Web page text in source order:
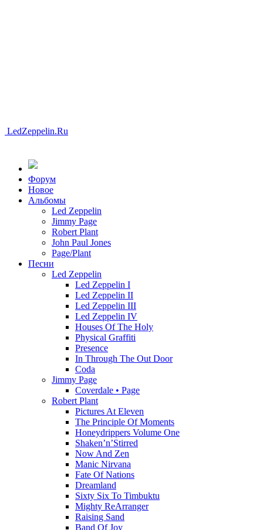
LedZeppelin.Ru
Форум
Новоe
Альбомы
Led Zeppelin
Jimmy Page
Robert Plant
John Paul Jones
Page/Plant
Песни
Led Zeppelin
Led Zeppelin I
Led Zeppelin II
Led Zeppelin III
Led Zeppelin IV
Houses Of The Holy
Physical Graffiti
Presence
In Through The Out Door
Coda
Jimmy Page
Coverdale • Page
Robert Plant
Pictures At Eleven
The Principle Of Moments
Honeydrippers Volume One
Shaken’n’Stirred
Now And Zen
Manic Nirvana
Fate Of Nations
Dreamland
Sixty Six To Timbuktu
Mighty ReArranger
Raising Sand
Band Of Joy